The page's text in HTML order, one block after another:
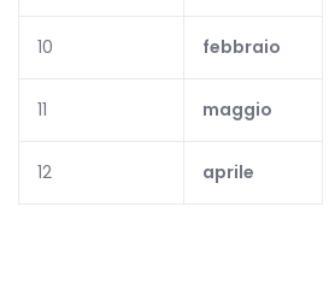
10 febbraio
11 maggio
12 aprile